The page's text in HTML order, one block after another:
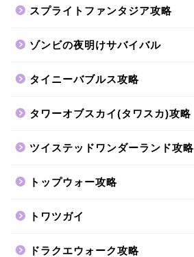
スプライトファンタジア攻略
ゾンビの夜明けサバイバル
タイニーバブルス攻略
タワーオブスカイ(タワスカ)攻略
ツイステッドワンダーランド攻略
トップウォー攻略
トワツガイ
ドラクエウォーク攻略